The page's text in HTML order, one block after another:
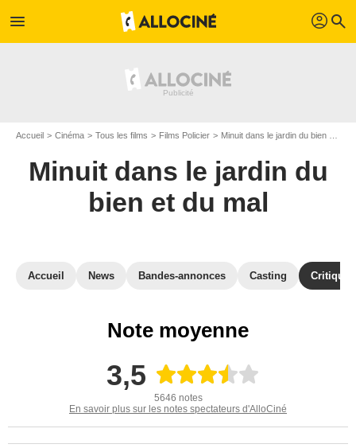
menu profil search
Accueil Cinéma Tous les films Films Policier Minuit dans le jardin du bien et du mal
Minuit dans le jardin du
bien et du mal
Accueil News Bandes-annonces Casting
Note moyenne
3,5
5646 notes
En savoir plus sur les notes spectateurs d'AlloCiné